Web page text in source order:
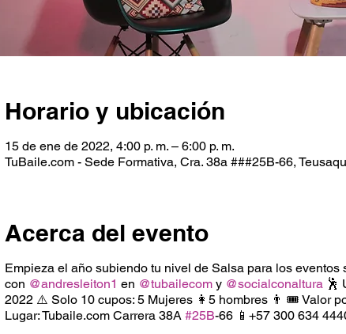
Horario y ubicación
15 de ene de 2022, 4:00 p. m. – 6:00 p. m.
TuBaile.com - Sede Formativa, Cra. 38a ###25B-66,
Acerca del evento
Empieza el año subiendo tu nivel de Salsa para los
con @andresleiton1 en @tubailecomy @socialconaltura🕺
2022 ⚠️ Solo 10 cupos: 5 Mujeres 👩5 hombres 👨 🎟️ Valor
Lugar: Tubaile.com Carrera 38A #25B-66 📱+57 300 634